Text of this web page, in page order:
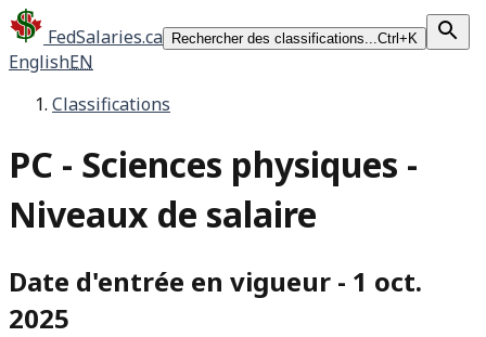
FedSalaries.ca Rechercher des classifications...Ctrl+K
EnglishEN
Classifications
PC - Sciences physiques -
Niveaux de salaire
Date d'entrée en vigueur - 1 oct.
2025